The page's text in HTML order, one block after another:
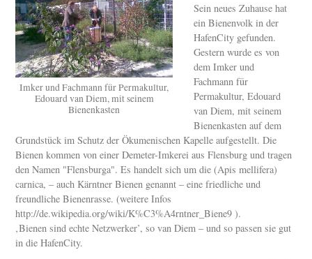
Imker und Fachmann für Permakultur,
Edouard van Diem, mit seinem
Bienenkasten
Sein neues Zuhause hat
ein Bienenvolk in der
HafenCity gefunden.
Gestern wurde es von
dem Imker und
Fachmann für
Permakultur, Edouard
van Diem, mit seinem
Bienenkasten auf dem
Grundstück im Schutz der Ökumenischen Kapelle aufgestellt. Die
Bienen kommen von einer Demeter-Imkerei aus Flensburg und tragen
den Namen "Flensburga". Es handelt sich um die (Apis mellifera)
carnica, – auch Kärntner Bienen genannt – eine friedliche und
freundliche Bienenrasse. (weitere Infos
http://de.wikipedia.org/wiki/K%C3%A4rntner_Biene9 ).
‚Bienen sind echte Netzwerker’, so van Diem – und so passen sie gut
in die HafenCity.